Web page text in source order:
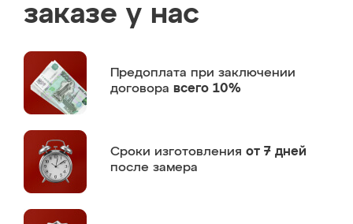
заказе у нас
Предоплата при заключении
договора всего 10%
Сроки изготовления от 7 дней
после замера